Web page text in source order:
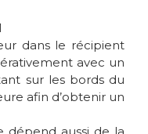
dans le récipient
avec un
sur les bords du
afin d’obtenir un